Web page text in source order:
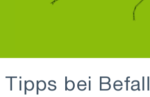
Tipps bei Befall